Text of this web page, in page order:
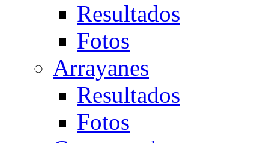
Resultados
Fotos
Arrayanes
Resultados
Fotos